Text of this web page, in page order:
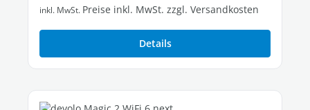
inkl. MwSt. Preise inkl. MwSt. zzgl. Versandkosten
Details